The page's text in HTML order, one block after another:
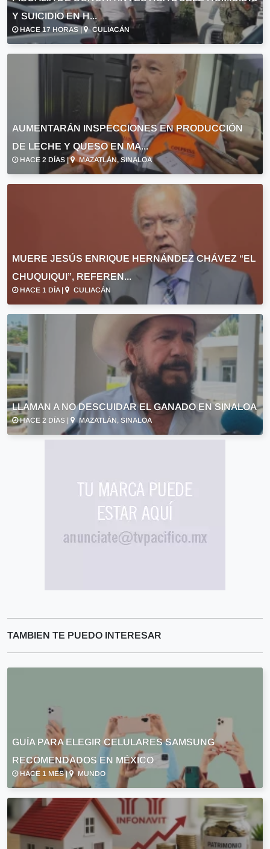
Y SUICIDIO EN H...
HACE 17 HORAS | CULIACÁN
AUMENTARÁN INSPECCIONES EN PRODUCCIÓN
DE LECHE Y QUESO EN MA...
HACE 2 DÍAS | MAZATLÁN, SINALOA
MUERE JESÚS ENRIQUE HERNÁNDEZ CHÁVEZ “EL
CHUQUIQUI”, REFEREN...
HACE 1 DÍA | CULIACÁN
LLAMAN A NO DESCUIDAR EL GANADO EN SINALOA
HACE 2 DÍAS | MAZATLÁN, SINALOA
TAMBIEN TE PUEDO INTERESAR
GUÍA PARA ELEGIR CELULARES SAMSUNG
RECOMENDADOS EN MÉXICO
HACE 1 MES | MUNDO